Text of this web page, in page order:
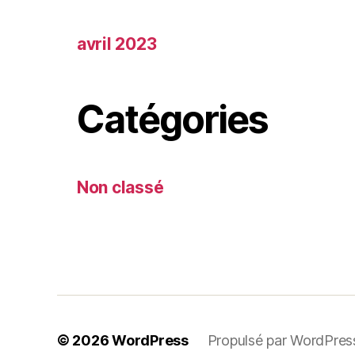
avril 2023
Catégories
Non classé
© 2026WordPress Propulsé par